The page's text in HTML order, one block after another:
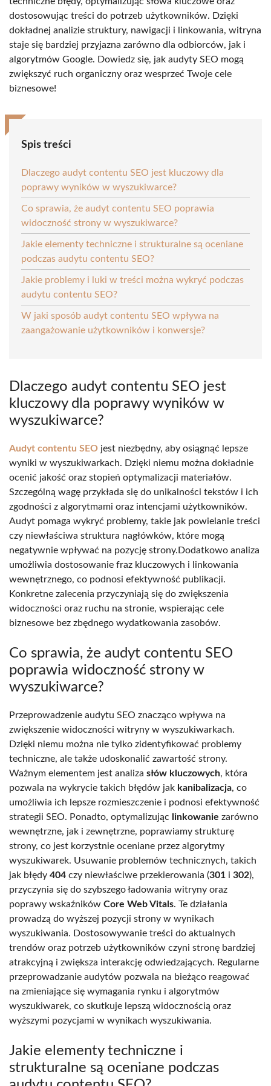
dostosowując treści do potrzeb użytkowników. Dzięki
dokładnej analizie struktury, nawigacji i linkowania, witryna
staje się bardziej przyjazna zarówno dla odbiorców, jak i
algorytmów Google. Dowiedz się, jak audyty SEO mogą
zwiększyć ruch organiczny oraz wesprzeć Twoje cele
biznesowe!
Spis treści
Dlaczego audyt contentu SEO jest kluczowy dla
poprawy wyników w wyszukiwarce?
Co sprawia, że audyt contentu SEO poprawia
widoczność strony w wyszukiwarce?
Jakie elementy techniczne i strukturalne są oceniane
podczas audytu contentu SEO?
Jakie problemy i luki w treści można wykryć podczas
audytu contentu SEO?
W jaki sposób audyt contentu SEO wpływa na
zaangażowanie użytkowników i konwersje?
Dlaczego audyt contentu SEO jest
kluczowy dla poprawy wyników w
wyszukiwarce?
Audyt contentu SEO jest niezbędny, aby osiągnąć lepsze
wyniki w wyszukiwarkach. Dzięki niemu można dokładnie
ocenić jakość oraz stopień optymalizacji materiałów.
Szczególną wagę przykłada się do unikalności tekstów i ich
zgodności z algorytmami oraz intencjami użytkowników.
Audyt pomaga wykryć problemy, takie jak powielanie treści
czy niewłaściwa struktura nagłówków, które mogą
negatywnie wpływać na pozycję strony.Dodatkowo analiza
umożliwia dostosowanie fraz kluczowych i linkowania
wewnętrznego, co podnosi efektywność publikacji.
Konkretne zalecenia przyczyniają się do zwiększenia
widoczności oraz ruchu na stronie, wspierając cele
biznesowe bez zbędnego wydatkowania zasobów.
Co sprawia, że audyt contentu SEO
poprawia widoczność strony w
wyszukiwarce?
Przeprowadzenie audytu SEO znacząco wpływa na
zwiększenie widoczności witryny w wyszukiwarkach.
Dzięki niemu można nie tylko zidentyfikować problemy
techniczne, ale także udoskonalić zawartość strony.
Ważnym elementem jest analiza słów kluczowych, która
pozwala na wykrycie takich błędów jak kanibalizacja, co
umożliwia ich lepsze rozmieszczenie i podnosi efektywność
strategii SEO. Ponadto, optymalizując linkowanie zarówno
wewnętrzne, jak i zewnętrzne, poprawiamy strukturę
strony, co jest korzystnie oceniane przez algorytmy
wyszukiwarek. Usuwanie problemów technicznych, takich
jak błędy 404 czy niewłaściwe przekierowania (301 i 302),
przyczynia się do szybszego ładowania witryny oraz
poprawy wskaźników Core Web Vitals. Te działania
prowadzą do wyższej pozycji strony w wynikach
wyszukiwania. Dostosowywanie treści do aktualnych
trendów oraz potrzeb użytkowników czyni stronę bardziej
atrakcyjną i zwiększa interakcję odwiedzających. Regularne
przeprowadzanie audytów pozwala na bieżąco reagować
na zmieniające się wymagania rynku i algorytmów
wyszukiwarek, co skutkuje lepszą widocznością oraz
wyższymi pozycjami w wynikach wyszukiwania.
Jakie elementy techniczne i
strukturalne są oceniane podczas